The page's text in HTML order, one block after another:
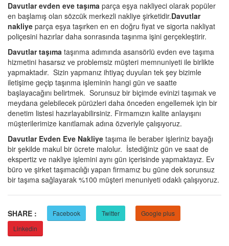
Davutlar evden eve taşıma parça eşya nakliyeci olarak popüler
en başlamış olan sözcük merkezli nakliye şirketidir.Davutlar
nakliye parça eşya taşırken en en doğru fiyat ve sigorta nakliyat
poliçesini hazırlar daha sonrasında taşınma işini gerçekleştirir.
Davutlar taşıma taşınma adımında asansörlü evden eve taşıma
hizmetini hasarsız ve problemsiz müşteri memnuniyeti ile birlikte
yapmaktadır. Sizin yapmanız ihtiyaç duyulan tek şey bizimle
iletişime geçip taşınma işleminin hangi gün ve saatte
başlayacağını belirtmek. Sorunsuz bir biçimde evinizi taşımak ve
meydana gelebilecek pürüzleri daha önceden engellemek için bir
denetim listesi hazırlayabilirsiniz. Firmamızın kalite anlayışını
müşterilerimize kanıtlamak adına özveriyle çalışıyoruz.
Davutlar Evden Eve Nakliye taşıma ile beraber işleriniz bayağı
bir şekilde makul bir ücrete malolur. İstediğiniz gün ve saat de
ekspertiz ve nakliye işlemini aynı gün içerisinde yapmaktayız. Ev
büro ve şirket taşımacılığı yapan firmamız bu güne dek sorunsuz
bir taşıma sağlayarak %100 müşteri menuniyeti odaklı çalışıyoruz.
SHARE : Facebook Twitter
Google plus
Linkedin